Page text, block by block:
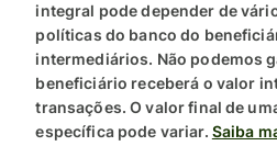
integral pode depender de
políticas do banco do
intermediários. Não podemos
beneficiário receberá o valor
transações. O valor final de
específica pode variar. Saiba